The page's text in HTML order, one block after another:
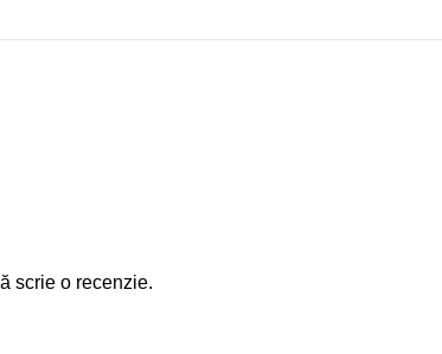
scrie o recenzie.